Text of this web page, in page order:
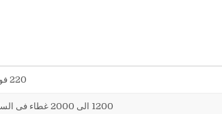
220 فولت
1200 الى 2000 غطاء فى الساعة